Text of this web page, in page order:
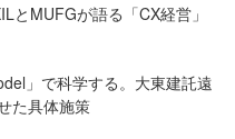
とMUFGが語る「CX経営」
」で科学する。大東建託遠
た具体施策